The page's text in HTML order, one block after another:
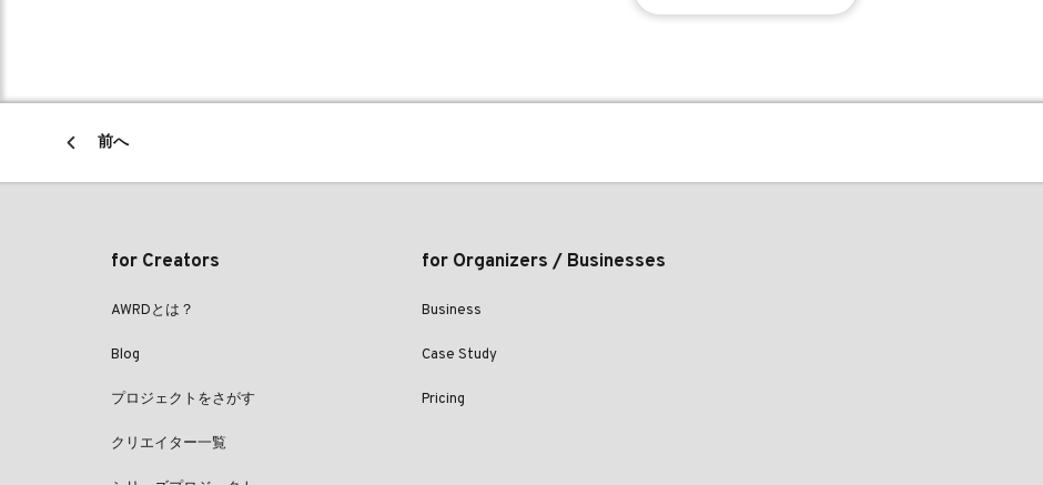
前へ
for Creators
AWRDとは？
Blog
プロジェクトをさがす
クリエイター一覧
for Organizers / Businesses
Business
Case Study
Pricing